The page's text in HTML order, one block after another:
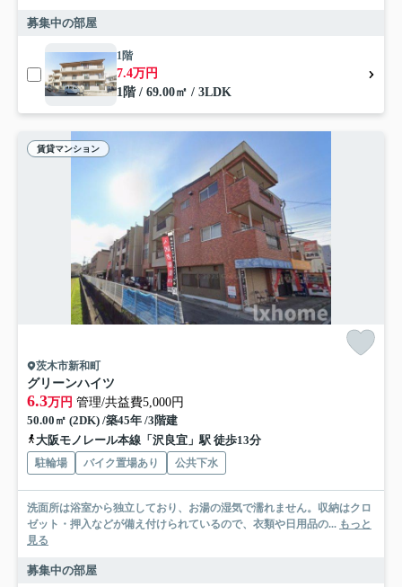
募集中の部屋
1階
7.4万円
1階 / 69.00㎡ / 3LDK
賃貸マンション
茨木市新和町
グリーンハイツ
6.3万円 管理/共益費5,000円
50.00㎡ (2DK) /築45年 /3階建
大阪モノレール本線「沢良宜」駅 徒歩13分
駐輪場 バイク置場あり 公共下水
洗面所は浴室から独立しており、お湯の湿気で濡れません。収納はクロ
ゼット・押入などが備え付けられているので、衣類や日用品の... もっと
見る
募集中の部屋